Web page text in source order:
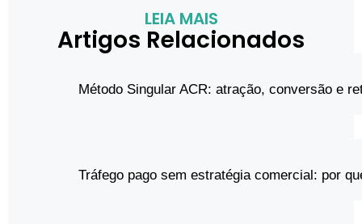
LEIA MAIS
Artigos Relacionados
Método Singular ACR: atração, conversão e
Tráfego pago sem estratégia comercial: por